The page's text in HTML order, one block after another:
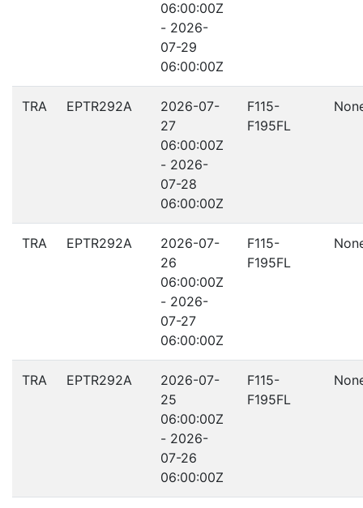
06:00:00Z
- 2026-
07-29
06:00:00Z
TRA EPTR292A
2026-07-
27
06:00:00Z
- 2026-
07-28
06:00:00Z
F115-
F195FL
TRA EPTR292A
2026-07-
26
06:00:00Z
- 2026-
07-27
06:00:00Z
F115-
F195FL
TRA EPTR292A
2026-07-
25
06:00:00Z
- 2026-
07-26
06:00:00Z
F115-
F195FL